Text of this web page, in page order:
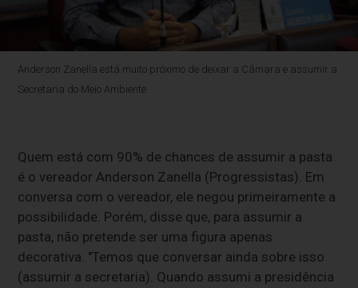
Anderson Zanella está muito próximo de deixar a Câmara e assumir a
Secretaria do Meio Ambiente
Quem está com 90% de chances de assumir a pasta
é o vereador Anderson Zanella (Progressistas). Em
conversa com o vereador, ele negou primeiramente a
possibilidade. Porém, disse que, para assumir a
pasta, não pretende ser uma figura apenas
decorativa. "Temos que conversar ainda sobre isso
(assumir a secretaria). Quando assumi a presidência